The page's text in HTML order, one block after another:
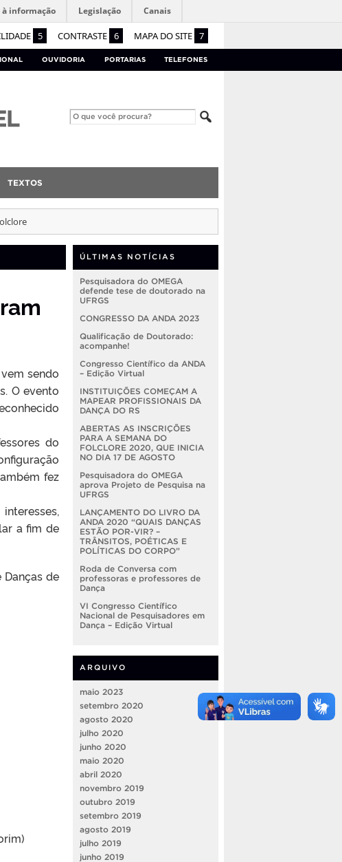
5 CONTRASTE 6 MAPA DO SITE 7
à informação Legislação Canais
OUVIDORIA PORTARIAS TELEFONES
TEXTOS
sendo
O evento
do
fez
a fim de
de
ÚLTIMAS NOTÍCIAS
Pesquisadora do OMEGA
defende tese de doutorado na
UFRGS
CONGRESSO DA ANDA 2023
Qualificação de Doutorado:
acompanhe!
Congresso Científico da ANDA
– Edição Virtual
INSTITUIÇÕES COMEÇAM A
MAPEAR PROFISSIONAIS DA
DANÇA DO RS
ABERTAS AS INSCRIÇÕES
PARA A SEMANA DO
FOLCLORE 2020, QUE INICIA
NO DIA 17 DE AGOSTO
Pesquisadora do OMEGA
aprova Projeto de Pesquisa na
UFRGS
LANÇAMENTO DO LIVRO DA
ANDA 2020 “QUAIS DANÇAS
ESTÃO POR-VIR? –
TRÂNSITOS, POÉTICAS E
POLÍTICAS DO CORPO”
Roda de Conversa com
professoras e professores de
Dança
VI Congresso Científico
Nacional de Pesquisadores em
Dança – Edição Virtual
ARQUIVO
maio 2023
setembro 2020
agosto 2020
julho 2020
junho 2020
maio 2020
abril 2020
novembro 2019
outubro 2019
setembro 2019
agosto 2019
julho 2019
junho 2019